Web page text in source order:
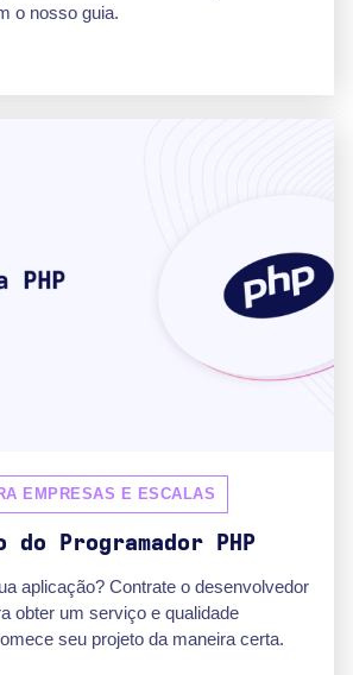
o nosso guia.
EMPRESAS E ESCALAS
do Programador PHP
aplicação? Contrate o desenvolvedor
obter um serviço e qualidade
seu projeto da maneira certa.